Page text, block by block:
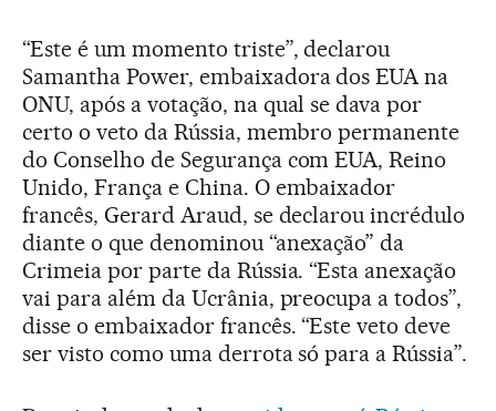
“Este é um momento triste”, declarou
Samantha Power, embaixadora dos EUA na
ONU, após a votação, na qual se dava por
certo o veto da Rússia, membro permanente
do Conselho de Segurança com EUA, Reino
Unido, França e China. O embaixador
francês, Gerard Araud, se declarou incrédulo
diante o que denominou “anexação” da
Crimeia por parte da Rússia. “Esta anexação
vai para além da Ucrânia, preocupa a todos”,
disse o embaixador francês. “Este veto deve
ser visto como uma derrota só para a Rússia”.